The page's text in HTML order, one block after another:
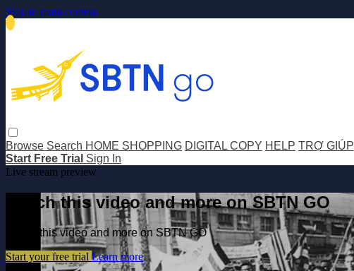
Skip to main content
Browse Search HOME SHOPPING DIGITAL COPY HELP TRỢ GIÚP
Start Free Trial Sign In
Live stream preview
Watch this video and more on SBTN GO
Watch this video and more on SBTN GO
Start your free trial Learn more